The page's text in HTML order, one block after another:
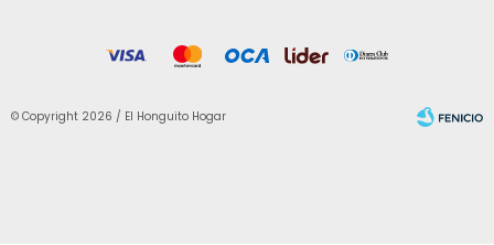
© Copyright 2026 / El Honguito Hogar